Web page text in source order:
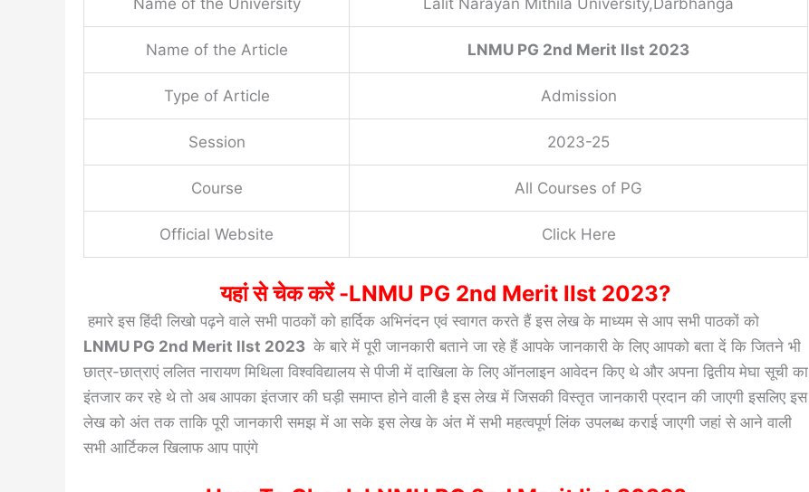
Name of the University Lalit Narayan Mithila University,Darbhanga
Name of the Article LNMU PG 2nd Merit lIst 2023
Type of Article Admission
Session 2023-25
Course All Courses of PG
Official Website Click Here
यहां से चेक करें -LNMU PG 2nd Merit lIst 2023?
हमारे इस हिंदी लिखो पढ़ने वाले सभी पाठकों को हार्दिक अभिनंदन एवं स्वागत करते हैं इस लेख के माध्यम से आप सभी पाठकों को
LNMU PG 2nd Merit lIst 2023 के बारे में पूरी जानकारी बताने जा रहे हैं आपके जानकारी के लिए आपको बता दें कि जितने भी
छात्र-छात्राएं ललित नारायण मिथिला विश्वविद्यालय से पीजी में दाखिला के लिए ऑनलाइन आवेदन किए थे और अपना द्वितीय मेघा सूची का
इंतजार कर रहे थे तो अब आपका इंतजार की घड़ी समाप्त होने वाली है इस लेख में जिसकी विस्तृत जानकारी प्रदान की जाएगी इसलिए इस
लेख को अंत तक ताकि पूरी जानकारी समझ में आ सके इस लेख के अंत में सभी महत्वपूर्ण लिंक उपलब्ध कराई जाएगी जहां से आने वाली
सभी आर्टिकल खिलाफ आप पाएंगे